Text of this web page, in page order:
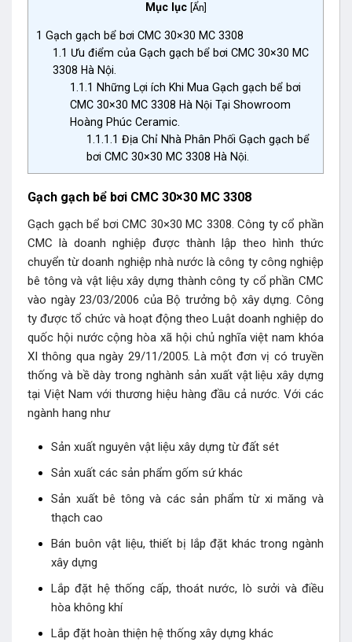
Mục lục Ẩn
1 Gạch gạch bể bơi CMC 30×30 MC 3308
1.1 Ưu điểm của Gạch gạch bể bơi CMC 30×30 MC
3308 Hà Nội.
1.1.1 Những Lợi ích Khi Mua Gạch gạch bể bơi
CMC 30×30 MC 3308 Hà Nội Tại Showroom
Hoàng Phúc Ceramic.
1.1.1.1 Địa Chỉ Nhà Phân Phối Gạch gạch bể
bơi CMC 30×30 MC 3308 Hà Nội.
Gạch gạch bể bơi CMC 30×30 MC 3308
Gạch gạch bể bơi CMC 30×30 MC 3308. Công ty cổ phần
CMC là doanh nghiệp được thành lập theo hình thức
chuyển từ doanh nghiệp nhà nước là công ty công nghiệp
bê tông và vật liệu xây dựng thành công ty cổ phần CMC
vào ngày 23/03/2006 của Bộ trưởng bộ xây dựng. Công
ty được tổ chức và hoạt động theo Luật doanh nghiệp do
quốc hội nước cộng hòa xã hội chủ nghĩa việt nam khóa
XI thông qua ngày 29/11/2005. Là một đơn vị có truyền
thống và bề dày trong nghành sản xuất vật liệu xây dựng
tại Việt Nam với thương hiệu hàng đầu cả nước. Với các
ngành hang như
Sản xuất nguyên vật liệu xây dựng từ đất sét
Sản xuất các sản phẩm gốm sứ khác
Sản xuất bê tông và các sản phẩm từ xi măng và
thạch cao
Bán buôn vật liệu, thiết bị lắp đặt khác trong ngành
xây dựng
Lắp đặt hệ thống cấp, thoát nước, lò sưởi và điều
hòa không khí
Lắp đặt hoàn thiện hệ thống xây dựng khác